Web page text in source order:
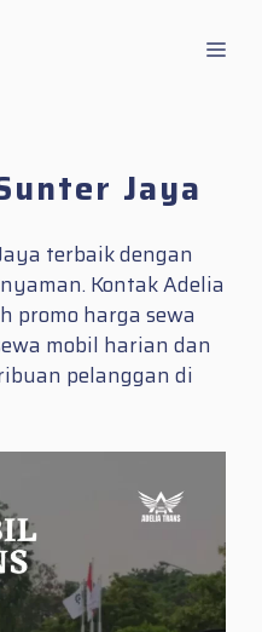
Jaya
terbaik dengan
Kontak Adelia
promo harga sewa
mobil harian dan
pelanggan di